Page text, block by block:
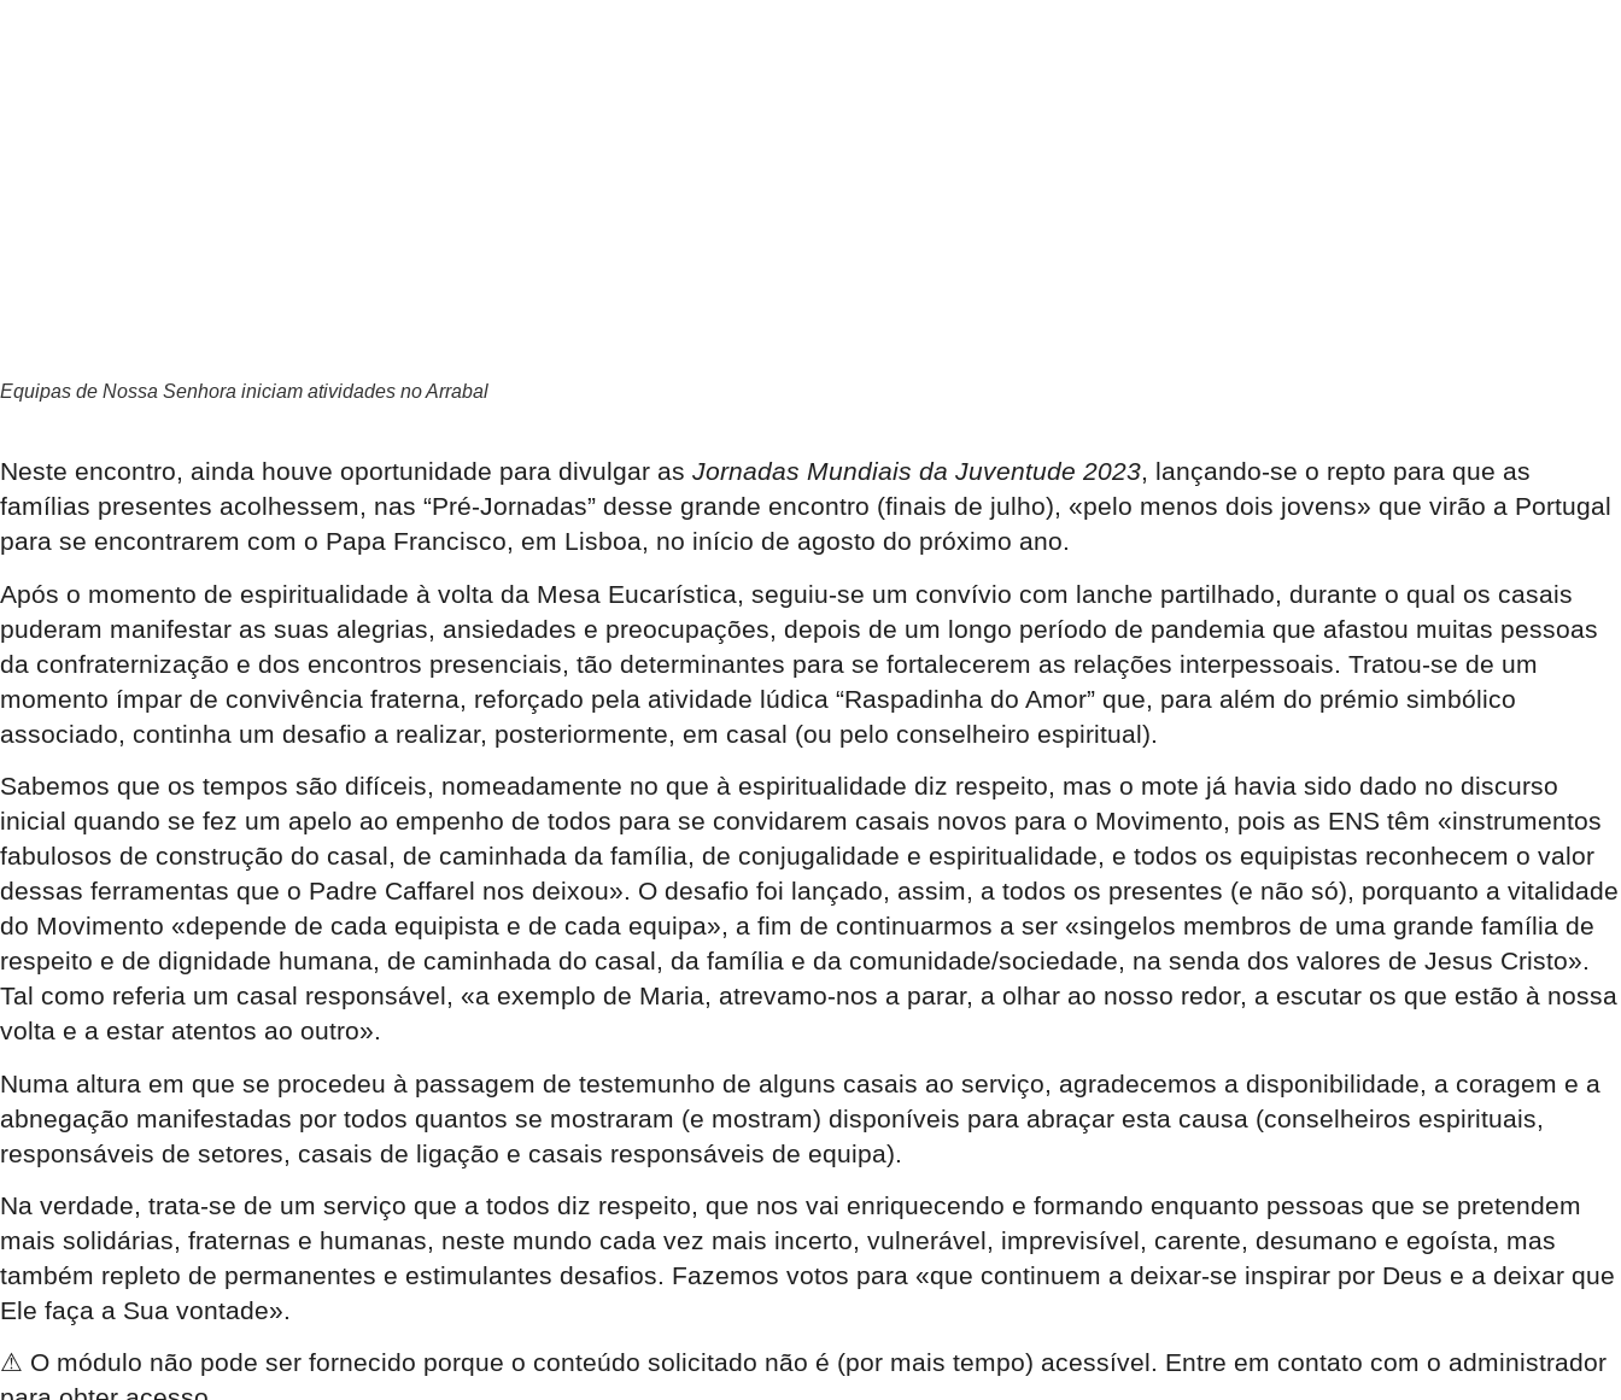
Equipas de Nossa Senhora iniciam atividades no Arrabal
Neste encontro, ainda houve oportunidade para divulgar as Jornadas Mundiais da Juventude 2023, lançando-se o repto para que as
famílias presentes acolhessem, nas “Pré-Jornadas” desse grande encontro (finais de julho), «pelo menos dois jovens» que virão a Portugal
para se encontrarem com o Papa Francisco, em Lisboa, no início de agosto do próximo ano.
Após o momento de espiritualidade à volta da Mesa Eucarística, seguiu-se um convívio com lanche partilhado, durante o qual os casais
puderam manifestar as suas alegrias, ansiedades e preocupações, depois de um longo período de pandemia que afastou muitas pessoas
da confraternização e dos encontros presenciais, tão determinantes para se fortalecerem as relações interpessoais. Tratou-se de um
momento ímpar de convivência fraterna, reforçado pela atividade lúdica “Raspadinha do Amor” que, para além do prémio simbólico
associado, continha um desafio a realizar, posteriormente, em casal (ou pelo conselheiro espiritual).
Sabemos que os tempos são difíceis, nomeadamente no que à espiritualidade diz respeito, mas o mote já havia sido dado no discurso
inicial quando se fez um apelo ao empenho de todos para se convidarem casais novos para o Movimento, pois as ENS têm «instrumentos
fabulosos de construção do casal, de caminhada da família, de conjugalidade e espiritualidade, e todos os equipistas reconhecem o valor
dessas ferramentas que o Padre Caffarel nos deixou». O desafio foi lançado, assim, a todos os presentes (e não só), porquanto a vitalidade
do Movimento «depende de cada equipista e de cada equipa», a fim de continuarmos a ser «singelos membros de uma grande família de
respeito e de dignidade humana, de caminhada do casal, da família e da comunidade/sociedade, na senda dos valores de Jesus Cristo».
Tal como referia um casal responsável, «a exemplo de Maria, atrevamo-nos a parar, a olhar ao nosso redor, a escutar os que estão à nossa
volta e a estar atentos ao outro».
Numa altura em que se procedeu à passagem de testemunho de alguns casais ao serviço, agradecemos a disponibilidade, a coragem e a
abnegação manifestadas por todos quantos se mostraram (e mostram) disponíveis para abraçar esta causa (conselheiros espirituais,
responsáveis de setores, casais de ligação e casais responsáveis de equipa).
Na verdade, trata-se de um serviço que a todos diz respeito, que nos vai enriquecendo e formando enquanto pessoas que se pretendem
mais solidárias, fraternas e humanas, neste mundo cada vez mais incerto, vulnerável, imprevisível, carente, desumano e egoísta, mas
também repleto de permanentes e estimulantes desafios. Fazemos votos para «que continuem a deixar-se inspirar por Deus e a deixar que
Ele faça a Sua vontade».
⚠ O módulo não pode ser fornecido porque o conteúdo solicitado não é (por mais tempo) acessível. Entre em contato com o administrador